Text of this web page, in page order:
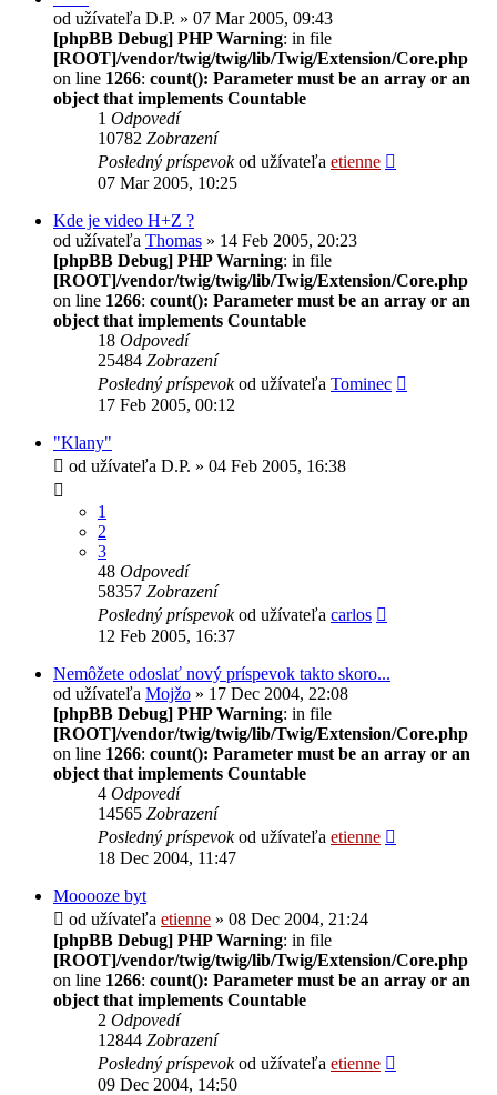
od užívateľa D.P. » 07 Mar 2005, 09:43
[phpBB Debug] PHP Warning: in file
[ROOT]/vendor/twig/twig/lib/Twig/Extension/Core.php
on line 1266: count(): Parameter must be an array or an
object that implements Countable
1 Odpovedí
10782 Zobrazení
Posledný príspevokod užívateľa etienne
07 Mar 2005, 10:25
Kde je video H+Z ?
od užívateľa Thomas » 14 Feb 2005, 20:23
[phpBB Debug] PHP Warning: in file
[ROOT]/vendor/twig/twig/lib/Twig/Extension/Core.php
on line 1266: count(): Parameter must be an array or an
object that implements Countable
18 Odpovedí
25484 Zobrazení
Posledný príspevokod užívateľa Tominec
17 Feb 2005, 00:12
"Klany"
od užívateľa D.P. » 04 Feb 2005, 16:38
1
2
3
48 Odpovedí
58357 Zobrazení
Posledný príspevokod užívateľa carlos
12 Feb 2005, 16:37
Nemôžete odoslať nový príspevok takto skoro...
od užívateľa Mojžo » 17 Dec 2004, 22:08
[phpBB Debug] PHP Warning: in file
[ROOT]/vendor/twig/twig/lib/Twig/Extension/Core.php
on line 1266: count(): Parameter must be an array or an
object that implements Countable
4 Odpovedí
14565 Zobrazení
Posledný príspevokod užívateľa etienne
18 Dec 2004, 11:47
Mooooze byt
od užívateľa etienne » 08 Dec 2004, 21:24
[phpBB Debug] PHP Warning: in file
[ROOT]/vendor/twig/twig/lib/Twig/Extension/Core.php
on line 1266: count(): Parameter must be an array or an
object that implements Countable
2 Odpovedí
12844 Zobrazení
Posledný príspevokod užívateľa etienne
09 Dec 2004, 14:50